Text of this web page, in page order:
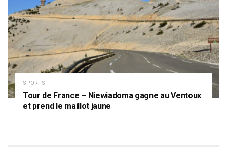
SPORTS
Tour de France – Niewiadoma gagne au Ventoux
et prend le maillot jaune